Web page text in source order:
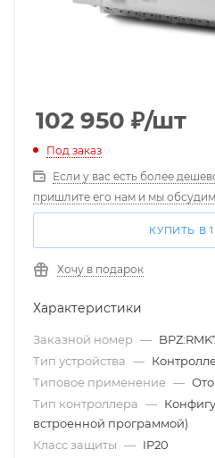
102 950 ₽/шт
Под заказ
Если у вас есть более
пришлите его нам и мы
КУПИТЬ В
Хочу в подарок
Характеристики
Заказной номер —
Тип устройства —
Типовое применение —
Тип контроллера —
встроенной программой)
Класс защиты — IP20